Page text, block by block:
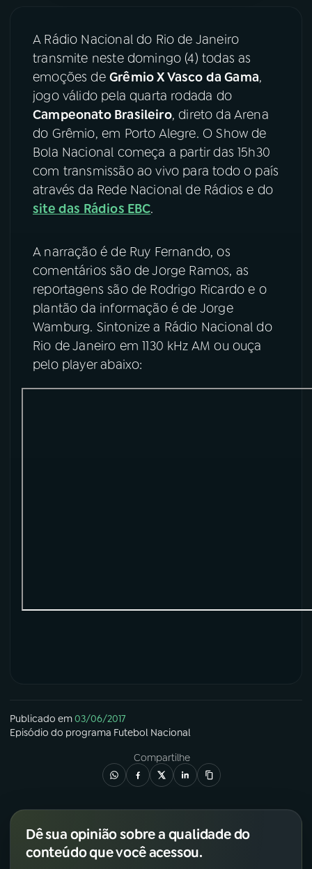
08FESTIVAL DE MÚSICA
ACOMPANHE A RÁDIO NACIONAL
YouTube Facebook
Instagram
A Rádio Nacional do Rio de Janeiro
transmite neste domingo (4) todas as
emoções de Grêmio X Vasco da Gama,
jogo válido pela quarta rodada do
Campeonato Brasileiro, direto da Arena
do Grêmio, em Porto Alegre. O Show de
Bola Nacional começa a partir das 15h30
com transmissão ao vivo para todo o país
através da Rede Nacional de Rádios e do
site das Rádios EBC.
A narração é de Ruy Fernando, os
comentários são de Jorge Ramos, as
reportagens são de Rodrigo Ricardo e o
plantão da informação é de Jorge
Wamburg. Sintonize a Rádio Nacional do
Rio de Janeiro em 1130 kHz AM ou ouça
pelo player abaixo:
Publicado em03/06/2017
Episódio do programa Futebol Nacional
Compartilhe
Dê sua opinião sobre a qualidade do
conteúdo que você acessou.